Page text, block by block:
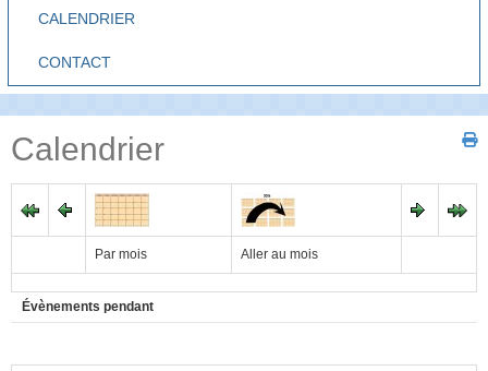
CALENDRIER
CONTACT
Calendrier
Par mois Aller au mois
Évènements pendant